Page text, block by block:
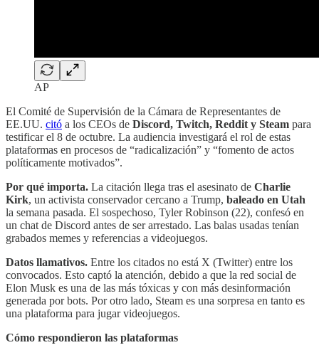
AP
El Comité de Supervisión de la Cámara de Representantes de
EE.UU. citó a los CEOs de Discord, Twitch, Reddit y Steam para
testificar el 8 de octubre. La audiencia investigará el rol de estas
plataformas en procesos de “radicalización” y “fomento de actos
políticamente motivados”.
Por qué importa. La citación llega tras el asesinato de Charlie
Kirk, un activista conservador cercano a Trump, baleado en Utah
la semana pasada. El sospechoso, Tyler Robinson (22), confesó en
un chat de Discord antes de ser arrestado. Las balas usadas tenían
grabados memes y referencias a videojuegos.
Datos llamativos. Entre los citados no está X (Twitter) entre los
convocados. Esto captó la atención, debido a que la red social de
Elon Musk es una de las más tóxicas y con más desinformación
generada por bots. Por otro lado, Steam es una sorpresa en tanto es
una plataforma para jugar videojuegos.
Cómo respondieron las plataformas